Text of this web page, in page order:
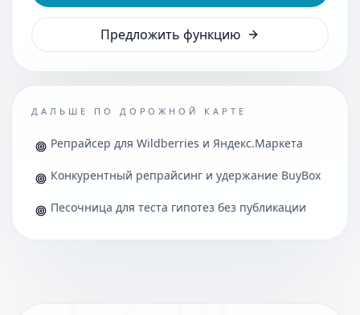
Предложить функцию
ДАЛЬШЕ ПО ДОРОЖНОЙ КАРТЕ
Репрайсер для Wildberries и Яндекс.Маркета
Конкурентный репрайсинг и удержание BuyBox
Песочница для теста гипотез без публикации